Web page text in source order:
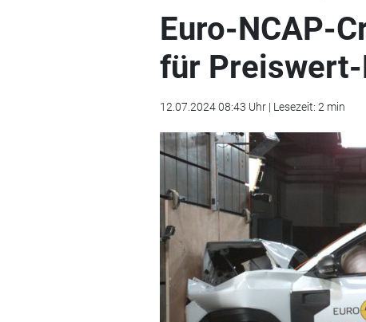
Euro-NCAP-
für
12.07.2024 08:43 Uhr | Lesezeit: 2 min